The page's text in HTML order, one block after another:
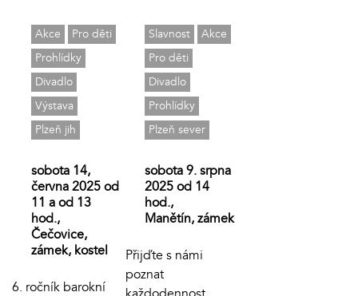
Akce
Pro děti
Prohlídky
Divadlo
Výstava
Plzeň jih
sobota 14,
června 2025 od
11 a od 13
hod.,
Čečovice,
zámek, kostel
6. ročník barokní
Slavnost
Akce
Pro děti
Divadlo
Prohlídky
Plzeň sever
sobota 9. srpna
2025 od 14
hod.,
Manětín, zámek
Přijďte s námi
poznat